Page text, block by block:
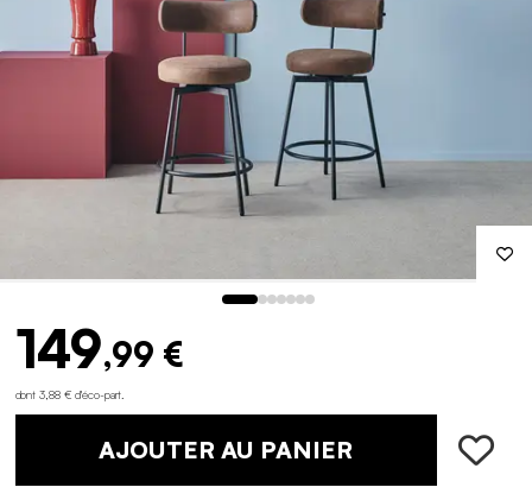
149,99 €
dont 3,88 € d'éco-part
AJOUTER AU PANIER